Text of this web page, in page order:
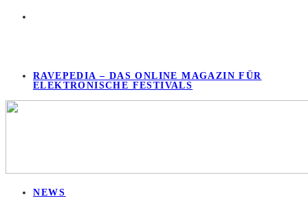
RAVEPEDIA – DAS ONLINE MAGAZIN FÜR
ELEKTRONISCHE FESTIVALS
NEWS